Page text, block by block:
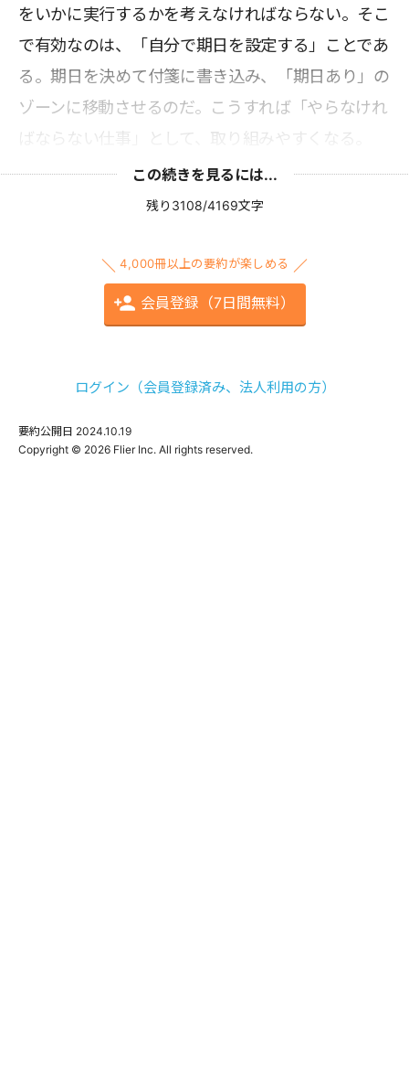
をいかに実行するかを考えなければならない。そこ
で有効なのは、「自分で期日を設定する」ことであ
る。期日を決めて付箋に書き込み、「期日あり」の
ゾーンに移動させるのだ。こうすれば「やらなけれ
ばならない仕事」として、取り組みやすくなる。
この続きを見るには...
残り3108/4169文字
4,000冊以上の要約が楽しめる
会員登録（7日間無料）
ログイン（会員登録済み、法人利用の方）
要約公開日 2024.10.19